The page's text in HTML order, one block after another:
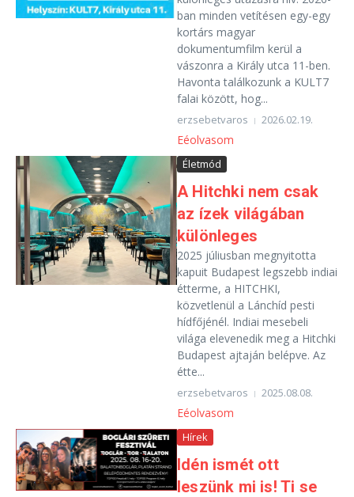
ban minden vetítésen egy-egy
kortárs magyar
dokumentumfilm kerül a
vászonra a Király utca 11-ben.
Havonta találkozunk a KULT7
falai között, hog...
erzsebetvaros 2026.02.19.
Eéolvasom
Életmód
A Hitchki nem csak
az ízek világában
különleges
2025 júliusban megnyitotta
kapuit Budapest legszebb indiai
étterme, a HITCHKI,
közvetlenül a Lánchíd pesti
hídfőjénél. Indiai mesebeli
világa elevenedik meg a Hitchki
Budapest ajtaján belépve. Az
étte...
erzsebetvaros 2025.08.08.
Eéolvasom
Hírek
Idén ismét ott
leszünk mi is! Ti se